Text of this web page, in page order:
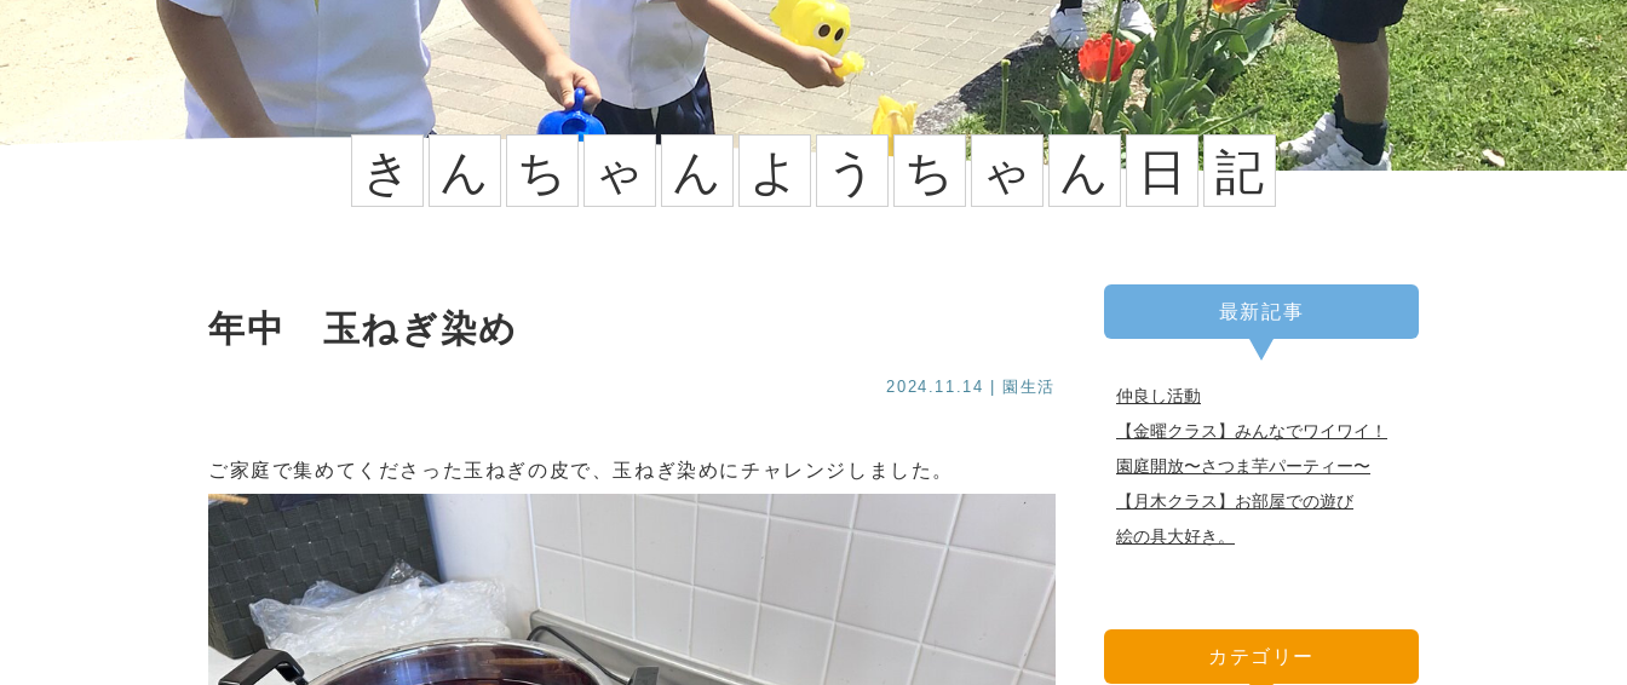
き ん ち ゃ ん よ う ち ゃ ん 日 記
年中 玉ねぎ染め
2024.11.14 | 園生活
ご家庭で集めてくださった玉ねぎの皮で、玉ねぎ染めにチャレンジしました。
最新記事
仲良し活動
【金曜クラス】みんなでワイワイ！
園庭開放〜さつま芋パーティー〜
【月木クラス】お部屋での遊び
絵の具大好き。
カテゴリー